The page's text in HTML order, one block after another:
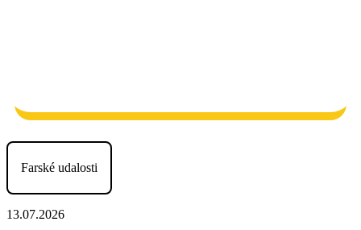
Farské udalosti
13.07.2026